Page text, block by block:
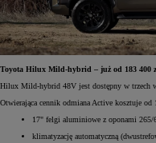
Toyota Hilux Mild-hybrid – już od 183 400
Hilux Mild-hybrid 48V jest dostępny w trzech
Otwierająca cennik odmiana Active kosztuje
17" felgi aluminiowe z oponami 265/
klimatyzację automatyczną